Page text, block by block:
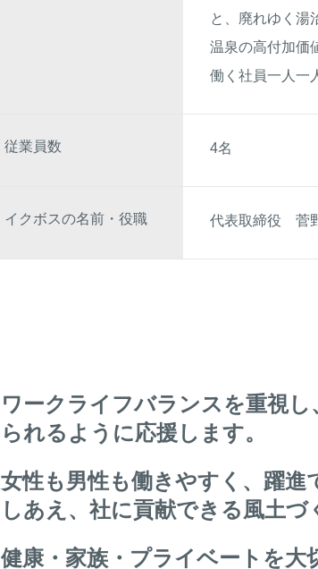
と、廃れゆく湯
温泉の高付加価
働く社員一人一
従業員数 4名
イクボスの名前・役職 代表取締役 菅
ワークライフバランスを重視
られるように応援します。
女性も男性も働きやすく、躍
しあえ、社に貢献できる風土づ
健康・家族・プライベートを